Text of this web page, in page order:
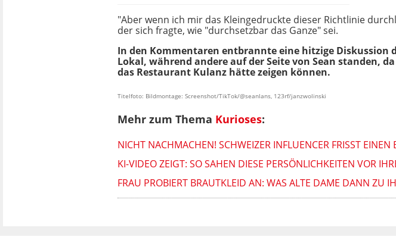
"Aber wenn ich mir das Kleingedruckte dieser Richtlinie
der sich fragte, wie "durchsetzbar das Ganze" sei.
In den Kommentaren entbrannte eine hitzige Diskussion
Lokal, während andere auf der Seite von Sean standen,
das Restaurant Kulanz hätte zeigen können.
Titelfoto: Bildmontage: Screenshot/TikTok/@seanlans, 123rf/janzwolinski
Mehr zum Thema Kurioses:
NICHT NACHMACHEN! SCHWEIZER INFLUENCER FRISST EINEN
KI-VIDEO ZEIGT: SO SAHEN DIESE PERSÖNLICHKEITEN VOR
FRAU PROBIERT BRAUTKLEID AN: WAS ALTE DAME DANN ZU